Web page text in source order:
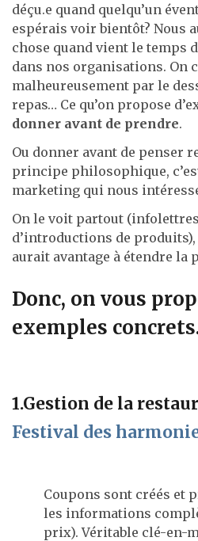
déçu.e quand quelqu’un
espérais voir bientôt? Nous
chose quand vient le temps
dans nos organisations. On
malheureusement par le
repas… Ce qu’on propose
donner avant de prendre.
Ou donner avant de penser
principe philosophique,
marketing qui nous
On le voit partout
d’introductions de
aurait avantage à étendre la
Donc, on vous
exemples
1.Gestion de la
Festival des
Coupons sont créés et
les informations
prix). Véritable clé-en-